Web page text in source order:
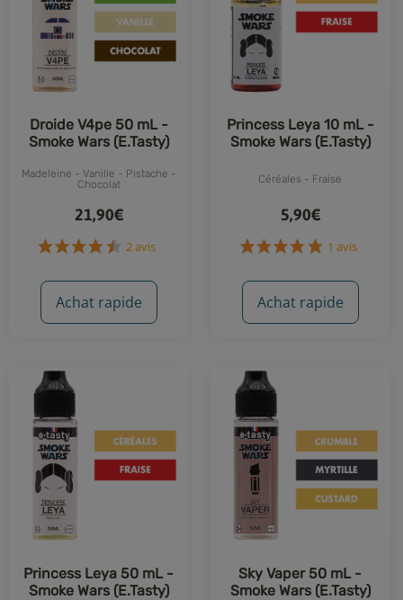
Droide V4pe 50 mL -
Smoke Wars (E.Tasty)
Madeleine - Vanille - Pistache -
Chocolat
21,90€
Achat rapide
Princess Leya 10 mL -
Smoke Wars (E.Tasty)
Céréales - Fraise
5,90€
Achat rapide
Princess Leya 50 mL -
Smoke Wars (E.Tasty)
Sky Vaper 50 mL -
Smoke Wars (E.Tasty)